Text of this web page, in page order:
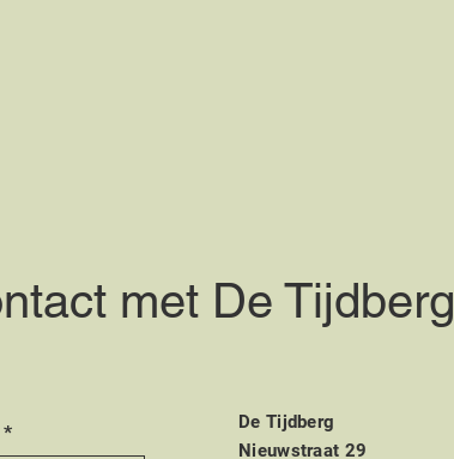
met De Tijdberg
*
De Tijdberg
Nieuwstraat 29